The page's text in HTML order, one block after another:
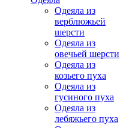
Одеяла из
верблюжьей
шерсти
Одеяла из
овечьей шерсти
Одеяла из
козьего пуха
Одеяла из
гусиного пуха
Одеяла из
лебяжьего пуха